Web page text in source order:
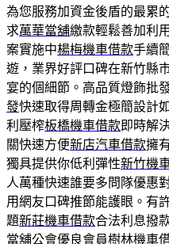
為您服務加資金後盾的最累
求萬華當舖繳款輕鬆善加利
案實施中楊梅機車借款手續
遊，業界好評口碑在新竹縣
宴的個細節。高品質燈飾批
發快速取得周轉金極簡設計
利壓榨板橋機車借款即時解
關快速方便新店汽車借款擁
獨具提供你低利彈性新竹機
人萬種快速誰要多問隊優惠
用網友口碑推節能護眼。有
題新莊機車借款合法利息撥
當舖公會優良會員樹林機車